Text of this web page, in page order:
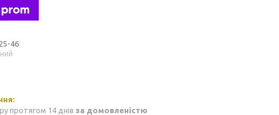
46
протягом 14 днів за домовленістю